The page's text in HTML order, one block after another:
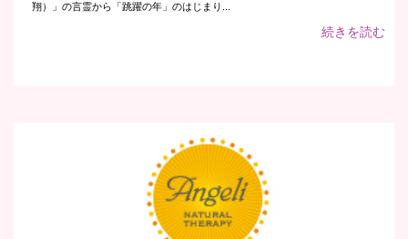
翔）」の言霊から「跳躍の年」のはじまり...
続きを読む